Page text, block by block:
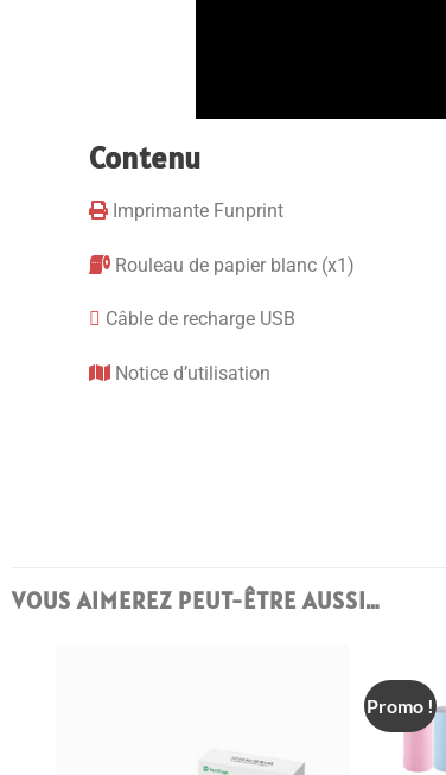
Contenu
Imprimante Funprint
Rouleau de papier blanc (x1)
Câble de recharge USB
Notice d’utilisation
VOUS AIMEREZ PEUT-ÊTRE AUSSI…
Promo !